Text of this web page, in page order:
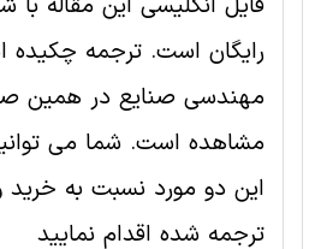
رایگان است. ترجمه چکیده
مهندسی صنايع در همین
مشاهده است. شما می
این دو مورد نسبت به خرید
ترجمه شده اقدام نمایید